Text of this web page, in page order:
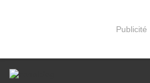
Publicité